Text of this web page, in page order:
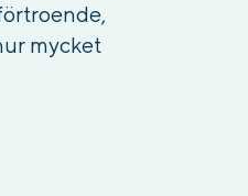
mycket